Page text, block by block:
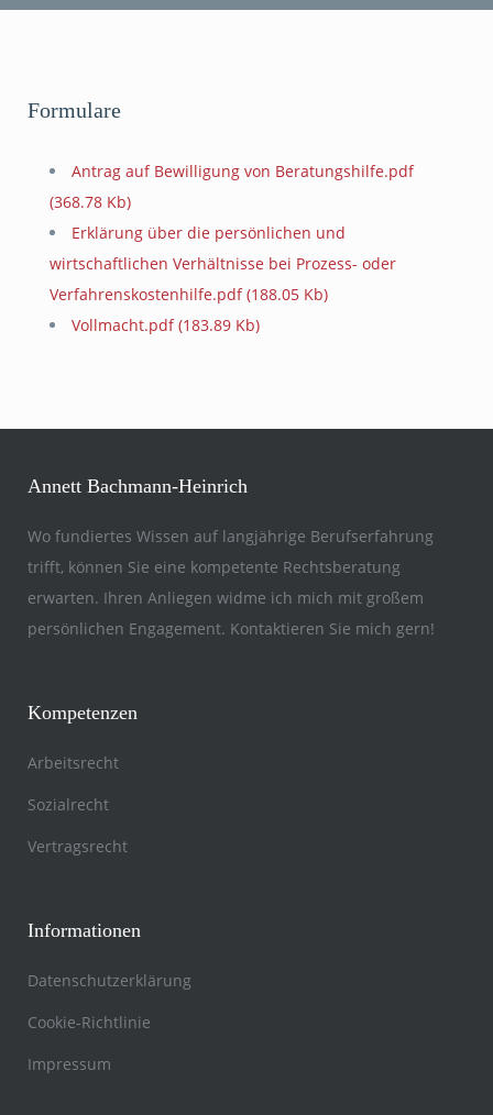
Formulare
Antrag auf Bewilligung von Beratungshilfe.pdf
(368.78 Kb)
Erklärung über die persönlichen und
wirtschaftlichen Verhältnisse bei Prozess- oder
Verfahrenskostenhilfe.pdf(188.05 Kb)
Vollmacht.pdf(183.89 Kb)
Annett Bachmann-Heinrich
Wo fundiertes Wissen auf langjährige Berufserfahrung
trifft, können Sie eine kompetente Rechtsberatung
erwarten. Ihren Anliegen widme ich mich mit großem
persönlichen Engagement. Kontaktieren Sie mich gern!
Kompetenzen
Arbeitsrecht
Sozialrecht
Vertragsrecht
Informationen
Datenschutzerklärung
Cookie-Richtlinie
Impressum